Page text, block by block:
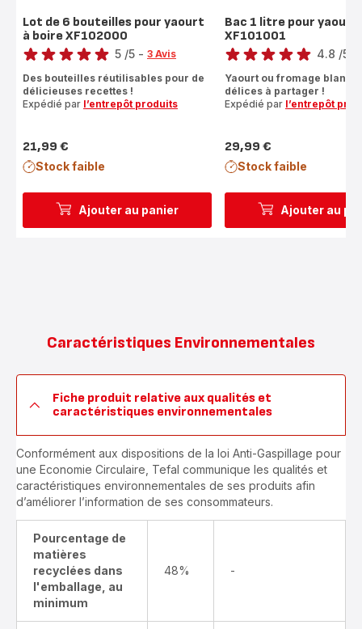
Ajouter au panier
Lot de 6 bouteilles pour yaourt
à boire XF102000
Note
5
étoiles
5 /5 - 3 Avis
Des bouteilles réutilisables pour de
délicieuses recettes !
Expédié par l’entrepôt produits
Prix
21,99 €
Stock faible
Ajouter au
Bac 1 litre pour yaourt
XF101001
Note
4.8 /5
Yaourt ou fromage blanc,
délices à partager !
Expédié par l’entrepôt
Prix
29,99 €
Stock faible
Caractéristiques Environnementales
Fiche produit relative aux qualités et
caractéristiques environnementales
Conformément aux dispositions de la loi Anti-Gaspillage pour
une Economie Circulaire, Tefal communique les qualités et
caractéristiques environnementales de ses produits afin
d’améliorer l’information de ses consommateurs.
Pourcentage de
matières
recyclées dans
l'emballage, au
minimum
48% -